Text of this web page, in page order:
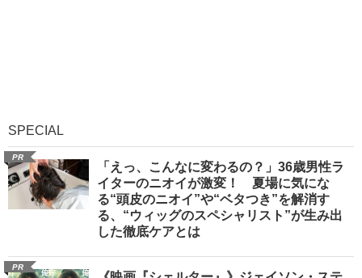
SPECIAL
PR
「えっ、こんなに変わるの？」36歳男性ラ
イターのニオイが激変！ 夏場に気にな
る“頭皮のニオイ”や“ベタつき”を解消す
る、“ウィッグのスペシャリスト”が生み出
した徹底ケアとは
PR